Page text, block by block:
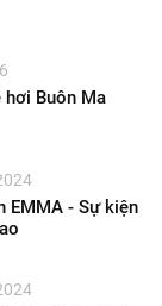
hơi Buôn Ma
EMMA - Sự kiện